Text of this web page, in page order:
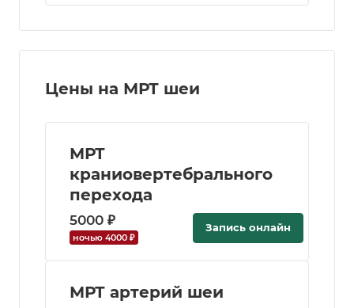
Цены на МРТ шеи
МРТ
краниовертебрального
перехода
5000 ₽
ночью 4000 ₽
Запись онлайн
МРТ артерий шеи